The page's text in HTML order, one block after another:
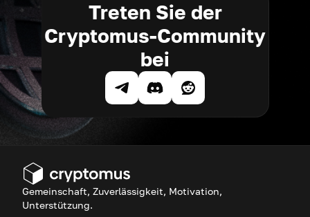
Treten Sie der
Cryptomus-Community
bei
Gemeinschaft, Zuverlässigkeit, Motivation,
Unterstützung.